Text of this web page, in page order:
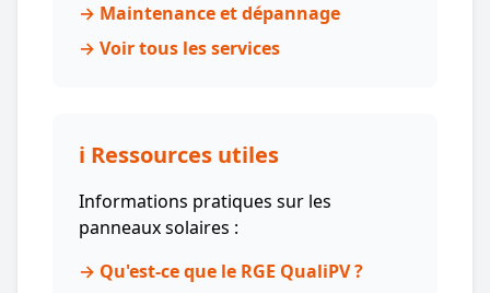
→ Maintenance et dépannage
→ Voir tous les services
ℹ️ Ressources utiles
Informations pratiques sur les
panneaux solaires :
→ Qu'est-ce que le RGE QualiPV ?